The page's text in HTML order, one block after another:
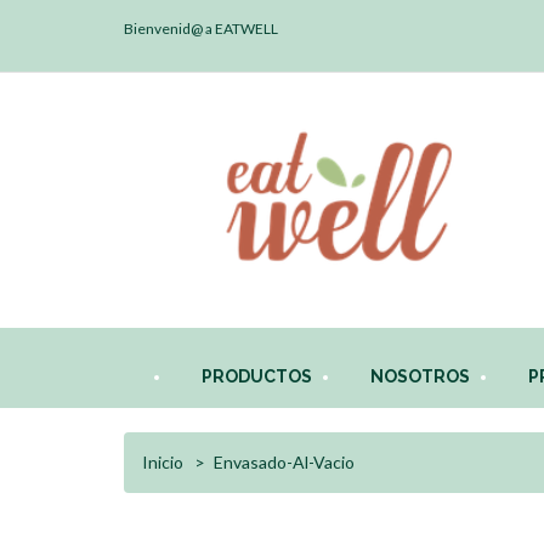
Bienvenid@ a EATWELL
PRODUCTOS NOSOTROS
Inicio Envasado-Al-Vacio